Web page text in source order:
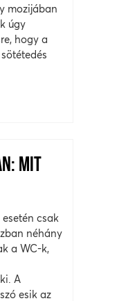
mozijában
úgy
hogy a
MIT
csak
néhány
a WC-k,
A
esik az